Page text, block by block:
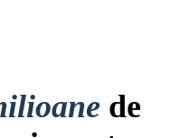
de